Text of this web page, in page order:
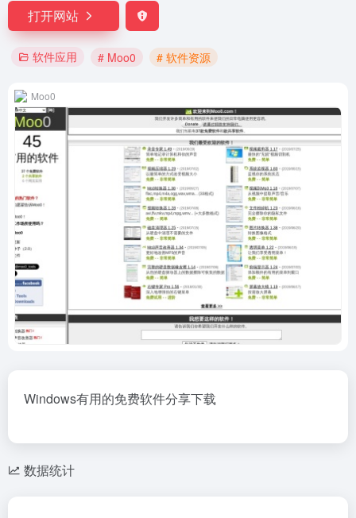
打开网站
软件应用 # Moo0 # 软件资源
Moo0
Windows有用的免费软件分享下载
数据统计